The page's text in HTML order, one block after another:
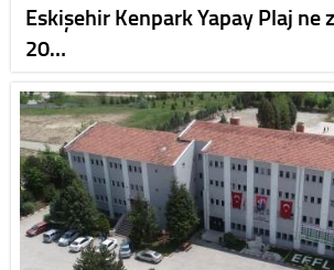
Eskişehir Kenpark Yapay Plaj ne
20…